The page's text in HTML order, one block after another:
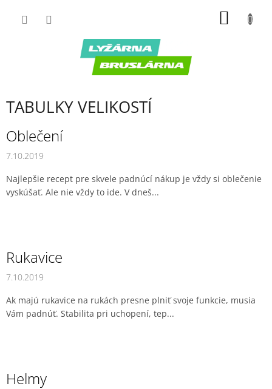
TABULKY VELIKOSTÍ
V
ý
p
i
s
č
k
o
v
Oblečení
7.10.2019
Najlepšie recept pre skvele padnúcí nákup je vždy si oblečenie
vyskúšať. Ale nie vždy to ide. V dneš...
Rukavice
7.10.2019
Ak majú rukavice na rukách presne plniť svoje funkcie, musia
Vám padnúť. Stabilita pri uchopení, tep...
Helmy